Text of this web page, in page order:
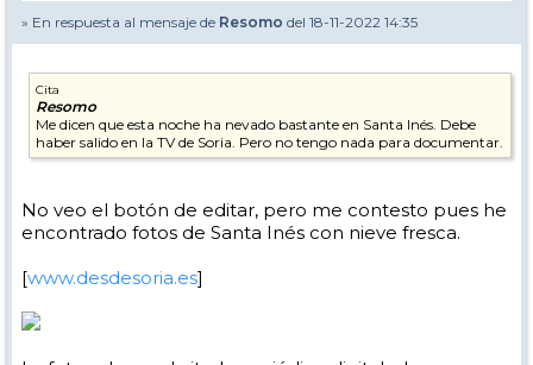
» En respuesta al mensaje de Resomo del 18-11-2022 14:35
Cita
Resomo
Me dicen que esta noche ha nevado bastante en Santa Inés. Debe
haber salido en la TV de Soria. Pero no tengo nada para documentar.
No veo el botón de editar, pero me contesto pues he
encontrado fotos de Santa Inés con nieve fresca.
[www.desdesoria.es]